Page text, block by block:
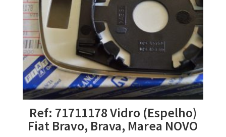
Ref: 71711178 Vidro (Espelho)
Fiat Bravo, Brava, Marea NOVO